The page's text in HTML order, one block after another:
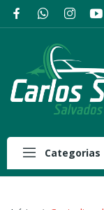
Categorias